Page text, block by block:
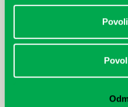
Rudź, Przemyslaw: Atlas hviezd: